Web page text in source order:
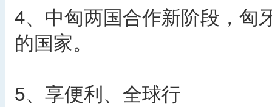
4、中匈两国合作新阶段，匈
的国家。
5、享便利、全球行